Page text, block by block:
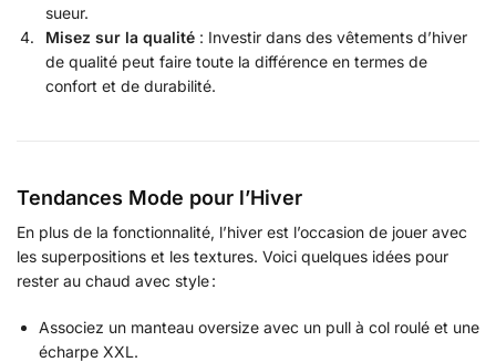
sueur.
Misez sur la qualité : Investir dans des vêtements d’hiver
de qualité peut faire toute la différence en termes de
confort et de durabilité.
Tendances Mode pour l’Hiver
En plus de la fonctionnalité, l’hiver est l’occasion de jouer avec
les superpositions et les textures. Voici quelques idées pour
rester au chaud avec style :
Associez un manteau oversize avec un pull à col roulé et une
écharpe XXL.